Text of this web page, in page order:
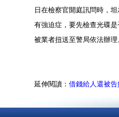
日在檢察官開庭訊問時，
有強迫症，要先檢查光碟
被業者扭送至警局依法辦理
延伸閱讀： 借錢給人還被告